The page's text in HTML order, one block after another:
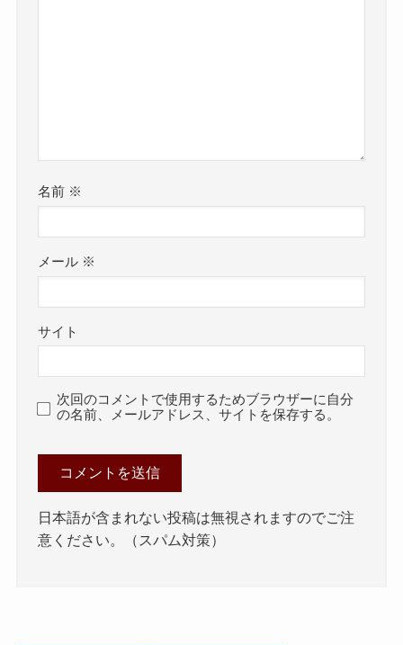
名前 ※
メール ※
サイト
次回のコメントで使用するためブラウザーに自分
の名前、メールアドレス、サイトを保存する。
日本語が含まれない投稿は無視されますのでご注
意ください。（スパム対策）